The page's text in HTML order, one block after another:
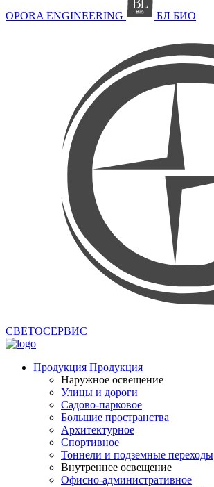
OPORA ENGINEERING БЛ БИО
СВЕТОСЕРВИС
Продукция Продукция
Наружное освещение
Улицы и дороги
Садово-парковое
Большие пространства
Архитектурное
Спортивное
Тоннели и подземные переходы
Внутреннее освещение
Офисно-административное